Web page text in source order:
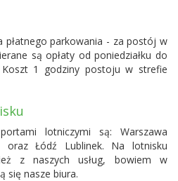
płatnego parkowania - za postój w
są opłaty od poniedziałku do
1 godziny postoju w strefie
lotniczymi są: Warszawa
oraz Łódź Lublinek. Na lotnisku
z naszych usług, bowiem w
się nasze biura.